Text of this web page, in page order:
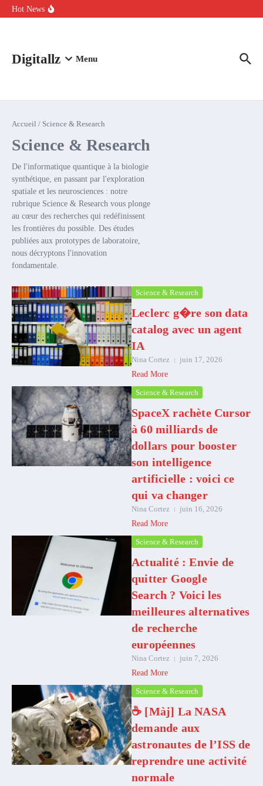
Aller au contenu
Hot News
Comment l’IA simplifie la data de caisse pour la transformer en
Digitallz Menu
Accueil / Science & Research
Science & Research
De l'informatique quantique à la biologie
synthétique, en passant par l'exploration
spatiale et les neurosciences : notre
rubrique Science & Research vous plonge
au cœur des recherches qui redéfinissent
les frontières du possible. Des études
publiées aux prototypes de laboratoire,
nous décryptons l'innovation
fondamentale.
Science & Research
Leclerc g�re son data
catalog avec un agent
IA
Nina Cortez
juin 17, 2026
Read More
Science & Research
SpaceX rachète Cursor
à 60 milliards de
dollars pour booster
son intelligence
artificielle : voici ce
qui va changer
Nina Cortez
juin 16, 2026
Read More
Science & Research
Actualité : Envie de
quitter Google
Search ? Voici les
meilleures alternatives
de recherche
européennes
Nina Cortez
juin 7, 2026
Read More
Science & Research
☕️ [Màj] La NASA
demande aux
astronautes de l’ISS de
reprendre une activité
normale